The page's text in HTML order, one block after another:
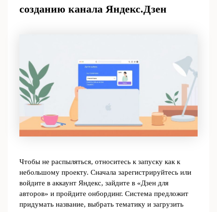
созданию канала Яндекс.Дзен
Чтобы не распыляться, относитесь к запуску как к
небольшому проекту. Сначала зарегистрируйтесь или
войдите в аккаунт Яндекс, зайдите в «Дзен для
авторов» и пройдите онбординг. Система предложит
придумать название, выбрать тематику и загрузить